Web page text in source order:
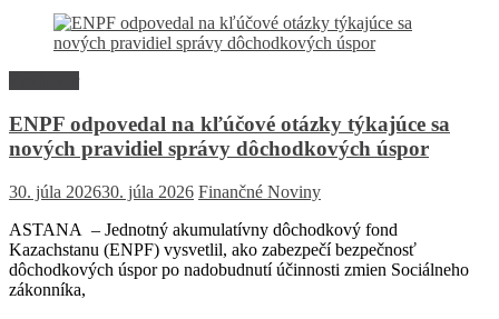
ENPF odpovedal na kľúčové otázky týkajúce sa
nových pravidiel správy dôchodkových úspor
30. júla 202630. júla 2026 Finančné Noviny
ASTANA – Jednotný akumulatívny dôchodkový fond
Kazachstanu (ENPF) vysvetlil, ako zabezpečí bezpečnosť
dôchodkových úspor po nadobudnutí účinnosti zmien Sociálneho
zákonníka,